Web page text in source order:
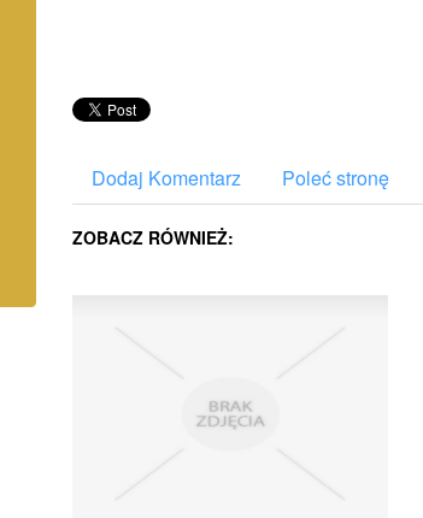
Dodaj Komentarz Poleć stronę
ZOBACZ RÓWNIEŻ: